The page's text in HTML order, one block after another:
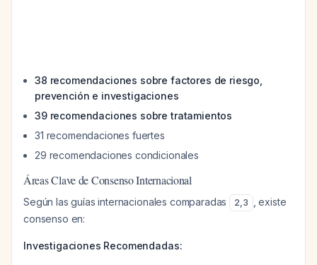
38 recomendaciones sobre factores de riesgo,
prevención e investigaciones
39 recomendaciones sobre tratamientos
31 recomendaciones fuertes
29 recomendaciones condicionales
Áreas Clave de Consenso Internacional
Según las guías internacionales comparadas 2,3
, existe
consenso en:
Investigaciones Recomendadas: